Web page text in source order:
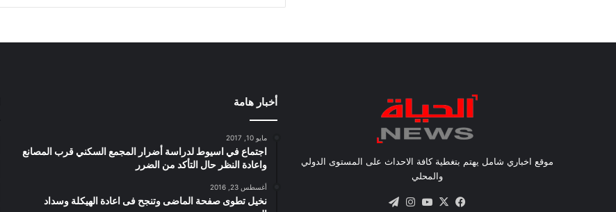
موقع اخباري شامل يهتم بتغطية كافة الاحداث على المستوى الدولي
والمحلي
فيسبوك
X يوتيوبانستقرام
أخبار هامة
مايو 10, 2017
اجتماع في اسيوط لدراسة أضرار المجمع السكني قرب المصانع
واعادة النظر حال التأكد من الضرر
أغسطس 23, 2016
نخيل تطوى صفحة الماضى وتنجح فى اعادة الهيكلة وسداد